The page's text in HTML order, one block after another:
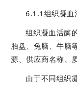
6.1.1组织凝血
组织凝血活酶
胎盘、兔脑、牛脑
源、供应商名称、
由于不同组织